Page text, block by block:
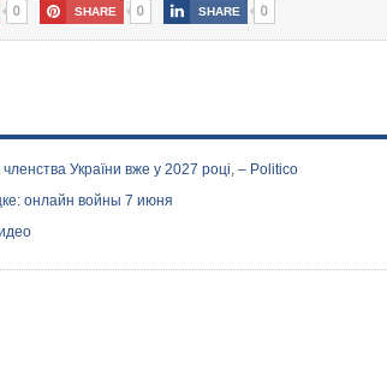
0 SHARE 0 SHARE 0
України вже у 2027 році, – Politico
онлайн войны 7 июня